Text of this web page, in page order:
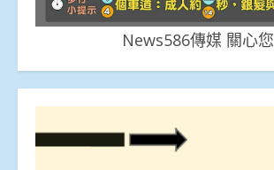
News586傳媒 關心您